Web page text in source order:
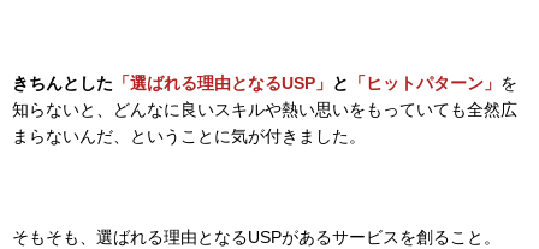
きちんとした 「選ばれる理由となるUSP」 と 「ヒットパターン」 を
知らないと、どんなに良いスキルや熱い思いをもっていても全然広
まらないんだ、ということに気が付きました。
そもそも、選ばれる理由となるUSPがあるサービスを創ること。